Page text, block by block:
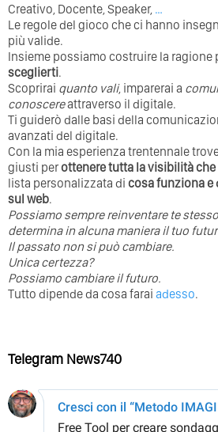
Creativo, Docente, Speaker, …
Le regole del gioco che ci hanno
più valide.
Insieme possiamo costruire la ragione
sceglierti.
Scoprirai quanto vali, imparerai a
conoscereattraverso il digitale.
Ti guiderò dalle basi della
avanzati del digitale.
Con la mia esperienza trentennale
giusti perottenere tutta la visibilità
lista personalizzata di cosa funziona e
sul web.
Possiamo sempre reinventare te
determina in alcuna maniera il tuo
⁣Il passato non si può cambiare.
Unica certezza?
Possiamo cambiare il futuro.
Tutto dipende da cosa farai adesso.
Telegram News740